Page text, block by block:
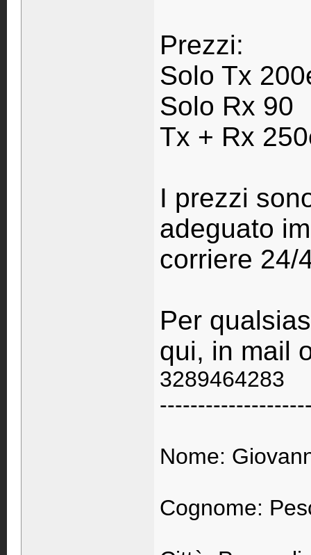
Prezzi:
Solo Tx
Solo Rx 90
Tx + Rx
I prezzi
adeguato
corriere 24/
Per
qui, in mail
3289464283
Nome:
Cognome: